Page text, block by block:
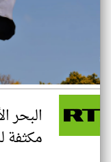
البحر
مكثفة